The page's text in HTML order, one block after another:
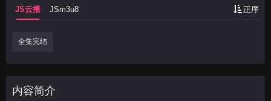
JS云播 JSm3u8 正序
全集完结
内容简介